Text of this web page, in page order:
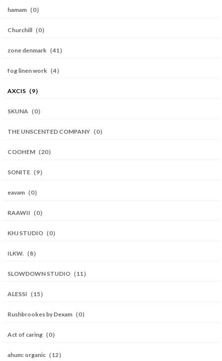
hamam（0）
Churchill（0）
zone denmark（41）
fog linen work（4）
AXCIS（9）
SKUNA（0）
THE UNSCENTED COMPANY（0）
COOHEM（20）
SONITE（9）
eavam（0）
RAAWII（0）
KHJ STUDIO（0）
ILKW.（8）
SLOWDOWN STUDIO（11）
ALESSI（15）
Rushbrookes by Dexam（0）
Act of caring（0）
ahum: organic（12）